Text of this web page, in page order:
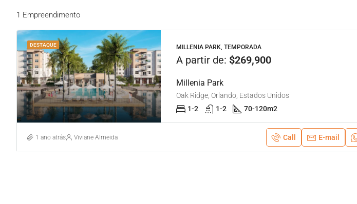
1 Empreendimento
DESTAQUE MILLENIA PARK, TEMPORADA
A partir de: $269,900
Millenia Park
Oak Ridge, Orlando, Estados Unidos
1-2
1-2 70-120m2
1 ano atrás Viviane Almeida Call E-mail